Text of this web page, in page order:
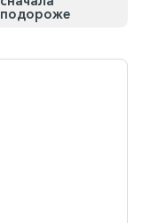
подороже